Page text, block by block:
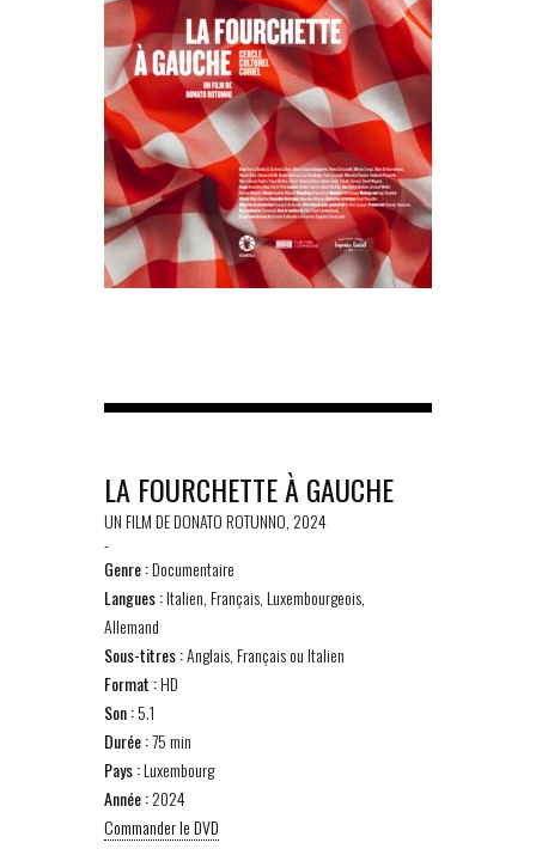
LA FOURCHETTE À GAUCHE
UN FILM DE DONATO ROTUNNO, 2024
-
Genre :Documentaire
Langues :Italien, Français, Luxembourgeois,
Allemand
Sous-titres :Anglais, Français ou Italien
Format :HD
Son :5.1
Durée :75 min
Pays :Luxembourg
Année :2024
Commander le DVD